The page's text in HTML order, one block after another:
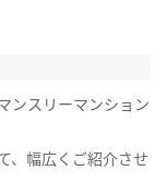
ンスリーマンション
、幅広くご紹介させ